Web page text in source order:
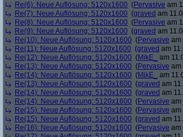
Re(6): Neue Auflösung: 5120x1600 (Pervasive am
Re(7): Neue Auflösung: 5120x1600 (graved am
Re(8): Neue Auflösung: 5120x1600 (Pervasive am
Re(9): Neue Auflösung: 5120x1600 (graved am
Re(10): Neue Auflösung: 5120x1600 (Pervasive am
Re(11): Neue Auflösung: 5120x1600 (graved am
Re(12): Neue Auflösung: 5120x1600 (MikE_
am
Re(13): Neue Auflösung: 5120x1600 (Pervasive am
Re(14): Neue Auflösung: 5120x1600 (MikE_
am
Re(13): Neue Auflösung: 5120x1600 (graved am
Re(14): Neue Auflösung: 5120x1600 (graved am
Re(14): Neue Auflösung: 5120x1600 (Pervasive am
Re(15): Neue Auflösung: 5120x1600 (Pervasive am
Re(15): Neue Auflösung: 5120x1600 (graved am
Re(16): Neue Auflösung: 5120x1600 (Pervasive am